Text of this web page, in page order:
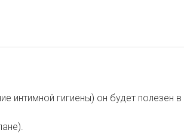
интимной гигиены) он будет полезен в